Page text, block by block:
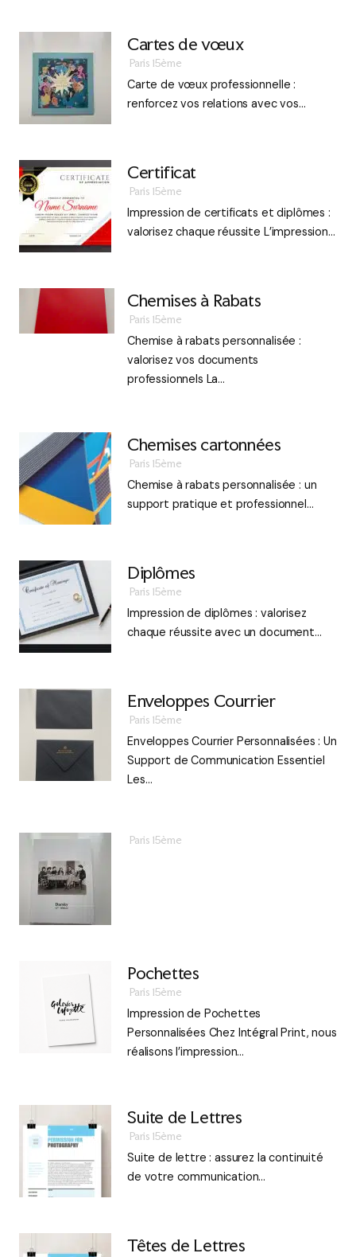
Cartes de vœux
Paris 15ème
Carte de vœux professionnelle :
renforcez vos relations avec vos…
Certificat
Paris 15ème
Impression de certificats et diplômes :
valorisez chaque réussite L’impression…
Chemises à Rabats
Paris 15ème
Chemise à rabats personnalisée :
valorisez vos documents
professionnels La…
Chemises cartonnées
Paris 15ème
Chemise à rabats personnalisée : un
support pratique et professionnel…
Diplômes
Paris 15ème
Impression de diplômes : valorisez
chaque réussite avec un document…
Enveloppes Courrier
Paris 15ème
Enveloppes Courrier Personnalisées : Un
Support de Communication Essentiel
Les…
Paris 15ème
Pochettes
Paris 15ème
Impression de Pochettes
Personnalisées Chez Intégral Print, nous
réalisons l’impression…
Suite de Lettres
Paris 15ème
Suite de lettre : assurez la continuité
de votre communication…
Têtes de Lettres